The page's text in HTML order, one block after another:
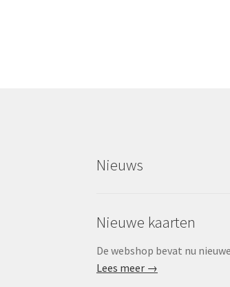
Nieuws
Nieuwe kaarten
De webshop bevat nu
Lees meer →